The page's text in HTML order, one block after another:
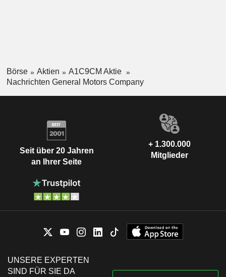
Börse Aktien
A1C9CM Aktie
Nachrichten General Motors Company
Seit über 20 Jahren
an Ihrer Seite
+ 1.300.000
Mitglieder
UNSERE EXPERTEN
SIND FÜR SIE DA